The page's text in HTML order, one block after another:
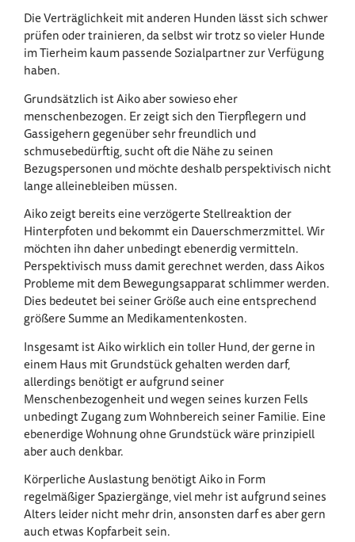
Die Verträglichkeit mit anderen Hunden lässt sich schwer
prüfen oder trainieren, da selbst wir trotz so vieler Hunde
im Tierheim kaum passende Sozialpartner zur Verfügung
haben.
Grundsätzlich ist Aiko aber sowieso eher
menschenbezogen. Er zeigt sich den Tierpflegern und
Gassigehern gegenüber sehr freundlich und
schmusebedürftig, sucht oft die Nähe zu seinen
Bezugspersonen und möchte deshalb perspektivisch nicht
lange alleinebleiben müssen.
Aiko zeigt bereits eine verzögerte Stellreaktion der
Hinterpfoten und bekommt ein Dauerschmerzmittel. Wir
möchten ihn daher unbedingt ebenerdig vermitteln.
Perspektivisch muss damit gerechnet werden, dass Aikos
Probleme mit dem Bewegungsapparat schlimmer werden.
Dies bedeutet bei seiner Größe auch eine entsprechend
größere Summe an Medikamentenkosten.
Insgesamt ist Aiko wirklich ein toller Hund, der gerne in
einem Haus mit Grundstück gehalten werden darf,
allerdings benötigt er aufgrund seiner
Menschenbezogenheit und wegen seines kurzen Fells
unbedingt Zugang zum Wohnbereich seiner Familie. Eine
ebenerdige Wohnung ohne Grundstück wäre prinzipiell
aber auch denkbar.
Körperliche Auslastung benötigt Aiko in Form
regelmäßiger Spaziergänge, viel mehr ist aufgrund seines
Alters leider nicht mehr drin, ansonsten darf es aber gern
auch etwas Kopfarbeit sein.